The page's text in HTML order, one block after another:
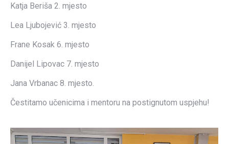
Katja Beriša 2. mjesto
Lea Ljubojević 3. mjesto
Frane Kosak 6. mjesto
Danijel Lipovac 7. mjesto
Jana Vrbanac 8. mjesto.
Čestitamo učenicima i mentoru na postignutom uspjehu!